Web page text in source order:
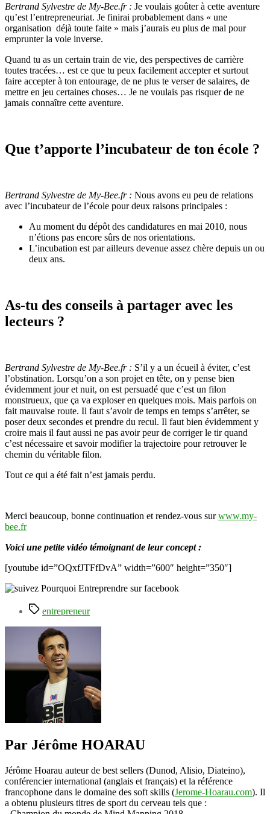
Bertrand Sylvestre de My-Bee.fr : Je voulais goûter à cette aventure
qu’est l’entrepreneuriat. Je finirai probablement dans « une
organisation déjà toute faite » mais j’aurais eu plus de mal pour
emprunter la voie inverse.
Quand tu as un certain train de vie, des perspectives de carrière
toutes tracées… est ce que tu peux facilement accepter et surtout
faire accepter à ton entourage, de ne plus te verser de salaires, de
mettre en jeu certaines choses… Je ne voulais pas risquer de ne
jamais connaître cette aventure.
Que t’apporte l’incubateur de ton école ?
Bertrand Sylvestre de My-Bee.fr : Nous avons eu peu de relations
avec l’incubateur de l’école pour deux raisons principales :
Au moment du dépôt des candidatures en mai 2010, nous
n’étions pas encore sûrs de nos orientations.
L’incubation est par ailleurs devenue assez chère depuis un ou
deux ans.
As-tu des conseils à partager avec les
lecteurs ?
Bertrand Sylvestre de My-Bee.fr : S’il y a un écueil à éviter, c’est
l’obstination. Lorsqu’on a son projet en tête, on y pense bien
évidemment jour et nuit, on est persuadé que c’est un filon
monstrueux, que ça va exploser en quelques mois. Mais parfois on
fait mauvaise route. Il faut s’avoir de temps en temps s’arrêter, se
poser deux secondes et prendre du recul. Il faut bien évidemment y
croire mais il faut aussi ne pas avoir peur de corriger le tir quand
c’est nécessaire et savoir modifier la trajectoire pour retrouver le
chemin du véritable filon.
Tout ce qui a été fait n’est jamais perdu.
Merci beaucoup, bonne continuation et rendez-vous surwww.my-
bee.fr
Voici une petite vidéo témoignant de leur concept :
[youtube id=”OQxfJTFfDvA” width=”600″ height=”350″]
Étiquettes
entrepreneur
Par Jérôme HOARAU
Jérôme Hoarau auteur de best sellers (Dunod, Alisio, Diateino),
conférencier international (anglais et français) et la référence
francophone dans le domaine des soft skills (Jerome-Hoarau.com). Il
a obtenu plusieurs titres de sport du cerveau tels que :